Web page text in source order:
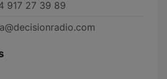
917 27 39 89